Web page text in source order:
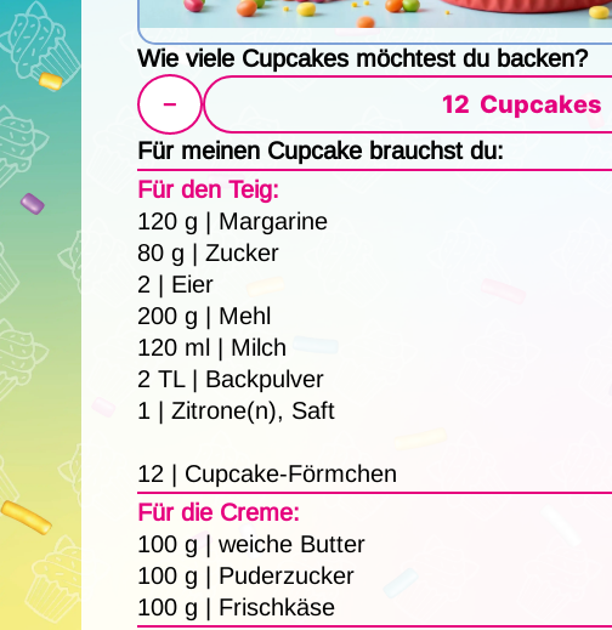
Wie viele Cupcakes möchtest du backen?
−
12 Cupcakes
Für meinen Cupcake brauchst du:
Für den Teig:
120 g | Margarine
80 g | Zucker
2 | Eier
200 g | Mehl
120 ml | Milch
2 TL | Backpulver
1 | Zitrone(n), Saft
12 | Cupcake-Förmchen
Für die Creme:
100 g | weiche Butter
100 g | Puderzucker
100 g | Frischkäse